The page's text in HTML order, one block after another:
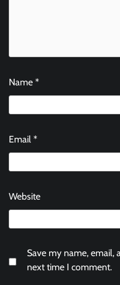
Name *
Email *
Website
Save my name, email,
next time I comment.